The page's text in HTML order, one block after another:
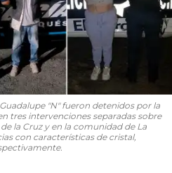
"N" fueron detenidos por la
tres intervenciones separadas sobre
la Cruz y en la comunidad de La
con características de cristal,